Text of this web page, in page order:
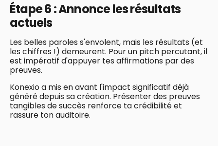
Étape 6 : Annonce les résultats
actuels
Les belles paroles s'envolent, mais les résultats (et
les chiffres !) demeurent. Pour un pitch percutant, il
est impératif d'appuyer tes affirmations par des
preuves.
Konexio a mis en avant l'impact significatif déjà
généré depuis sa création. Présenter des preuves
tangibles de succès renforce ta crédibilité et
rassure ton auditoire.